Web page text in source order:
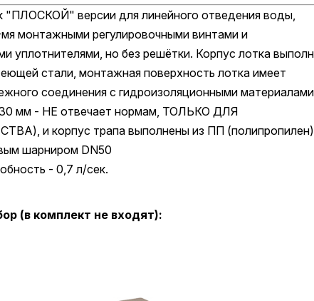
версии для линейного отведения воды,
монтажными регулировочными винтами и
уплотнителями, но без решётки. Корпус лотка
стали, монтажная поверхность лотка имеет
соединения с гидроизоляционными
мм - НЕ отвечает нормам, ТОЛЬКО ДЛЯ
и корпус трапа выполнены из ПП
шарниром DN50
- 0,7 л/сек.
(в комплект не входят):